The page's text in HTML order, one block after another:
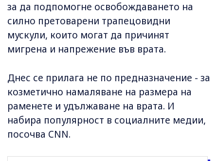
за да подпомогне освобождаването на
силно претоварени трапецовидни
мускули, които могат да причинят
мигрена и напрежение във врата.
Днес се прилага не по предназначение - за
козметично намаляване на размера на
раменете и удължаване на врата. И
набира популярност в социалните медии,
посочва CNN.